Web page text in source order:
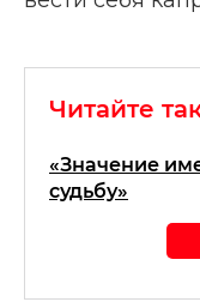
Читайте
«Значение
судьбу»